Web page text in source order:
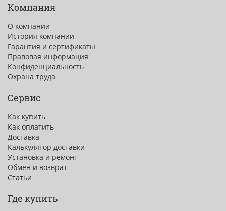
Компания
О компании
История компании
Гарантия и сертификаты
Правовая информация
Конфиденциальность
Охрана труда
Сервис
Как купить
Как оплатить
Доставка
Калькулятор доставки
Установка и ремонт
Обмен и возврат
Статьи
Где купить